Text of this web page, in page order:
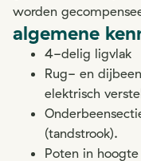
worden
algemene
4-delig ligvlak
Rug- en
elektrisch
(tandstrook).
Poten in